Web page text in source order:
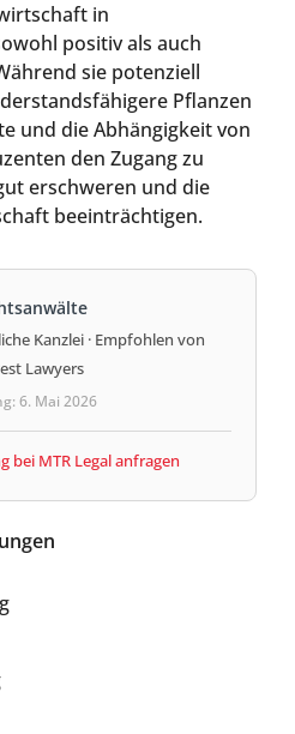
in
positiv als auch
sie potenziell
Pflanzen
und die Abhängigkeit von
den Zugang zu
erschweren und die
beeinträchtigen.
Kanzlei · Empfohlen von
Lawyers
6. Mai 2026
bei MTR Legal anfragen